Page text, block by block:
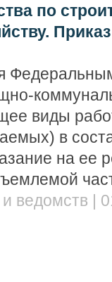
по
виды
в
на ее
ведомств |